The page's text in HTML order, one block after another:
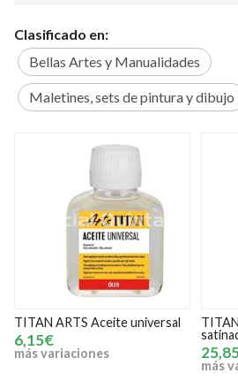
Clasificado en:
Bellas Artes y Manualidades
Maletines, sets de pintura y dibujo
universal
TITAN ARTS Barniz cuadros
25,85€